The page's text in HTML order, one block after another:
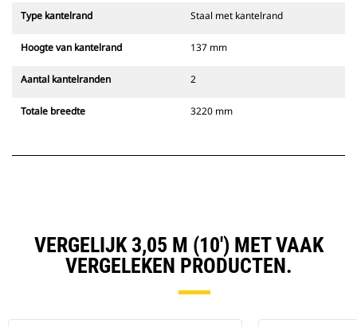
Type kantelrand Staal met kantelrand
Hoogte van kantelrand 137 mm
Aantal kantelranden 2
Totale breedte 3220 mm
VERGELIJK 3,05 M (10') MET VAAK
VERGELEKEN PRODUCTEN.